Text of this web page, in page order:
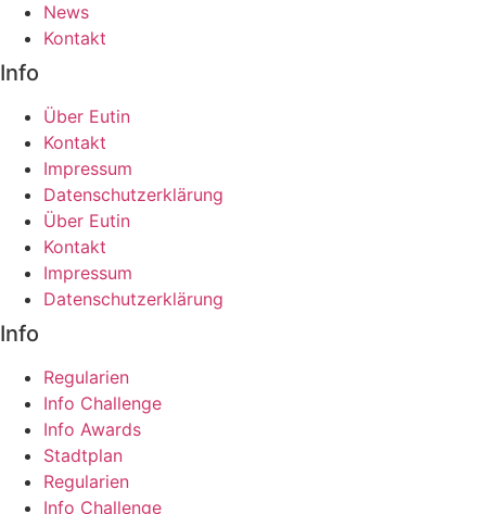
News
Kontakt
Info
Über Eutin
Kontakt
Impressum
Datenschutzerklärung
Über Eutin
Kontakt
Impressum
Datenschutzerklärung
Info
Regularien
Info Challenge
Info Awards
Stadtplan
Regularien
Info Challenge